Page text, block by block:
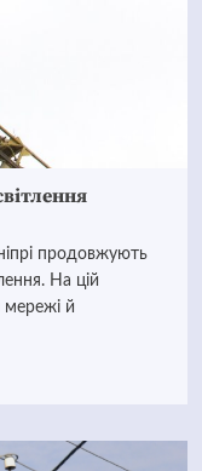
продовжують
На цій
мережі й